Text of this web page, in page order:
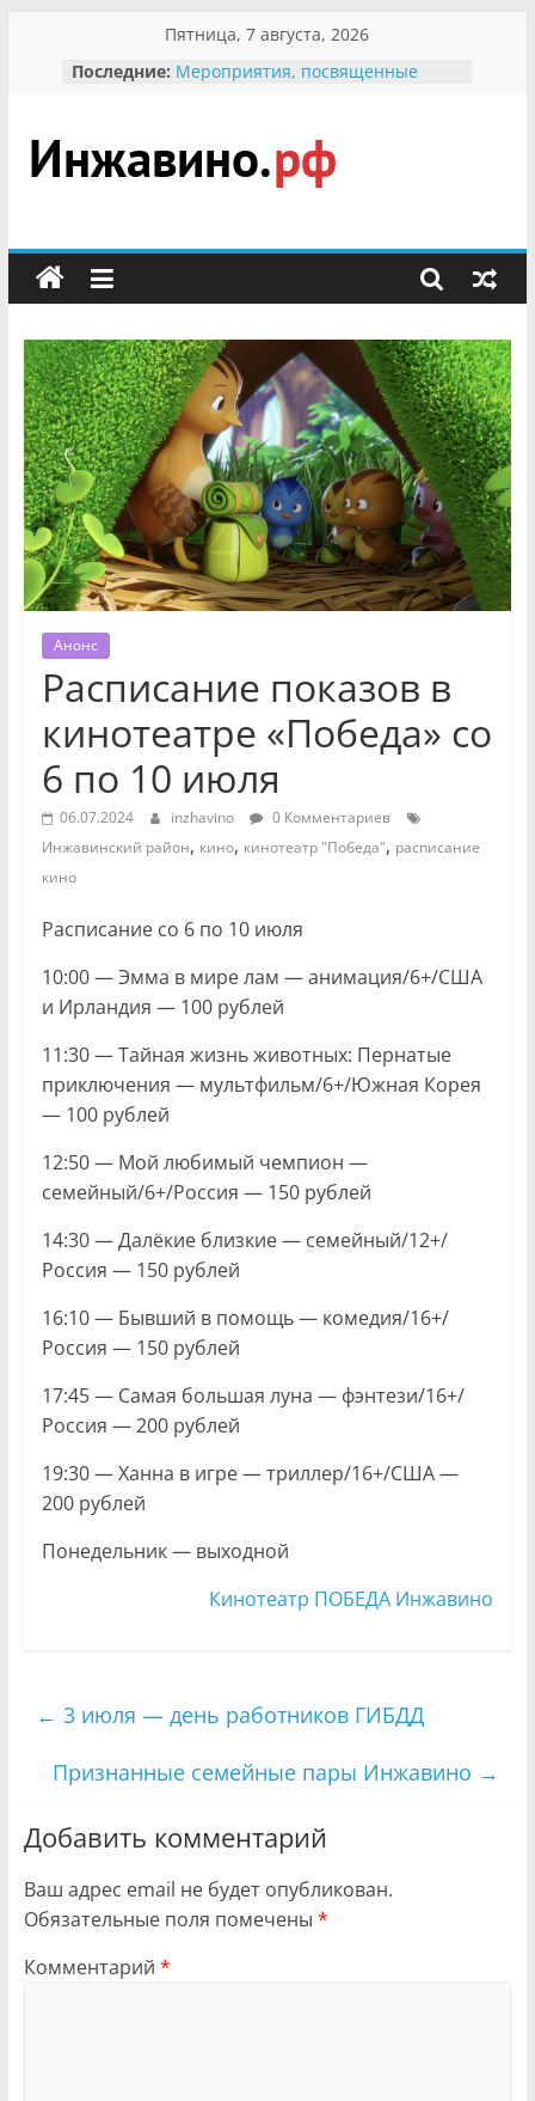
содержимому
Пятница, 7 августа, 2026
Последние: Мероприятия, посвященные
гражданин Инжавинского округа»
участнице Великой
Отечественной, фронтовичке
Безопасность в сети Интернет
мероприятии «Сохраним
первоцветы!»
В вольере Воронинского
заповедника родились крапчатые
суслики
Инжавино.рф
сельский
портал
Анонс
Расписание показов в
кинотеатре «Победа» со
6 по 10 июля
06.07.2024 inzhavino
0 Комментариев
Инжавинский район, кино, кинотеатр "Победа", расписание
кино
Расписание со 6 по 10 июля
10:00 — Эмма в мире лам — анимация/6+/США
и Ирландия — 100 рублей
11:30 — Тайная жизнь животных: Пернатые
приключения — мультфильм/6+/Южная Корея
— 100 рублей
12:50 — Мой любимый чемпион —
семейный/6+/Россия — 150 рублей
14:30 — Далёкие близкие — семейный/12+/
Россия — 150 рублей
16:10 — Бывший в помощь — комедия/16+/
Россия — 150 рублей
17:45 — Самая большая луна — фэнтези/16+/
Россия — 200 рублей
19:30 — Ханна в игре — триллер/16+/США —
200 рублей
Понедельник — выходной
Кинотеатр ПОБЕДА Инжавино
← 3 июля — день работников ГИБДД
Признанные семейные пары Инжавино →
Добавить комментарий
Ваш адрес email не будет опубликован.
Обязательные поля помечены *
Комментарий *